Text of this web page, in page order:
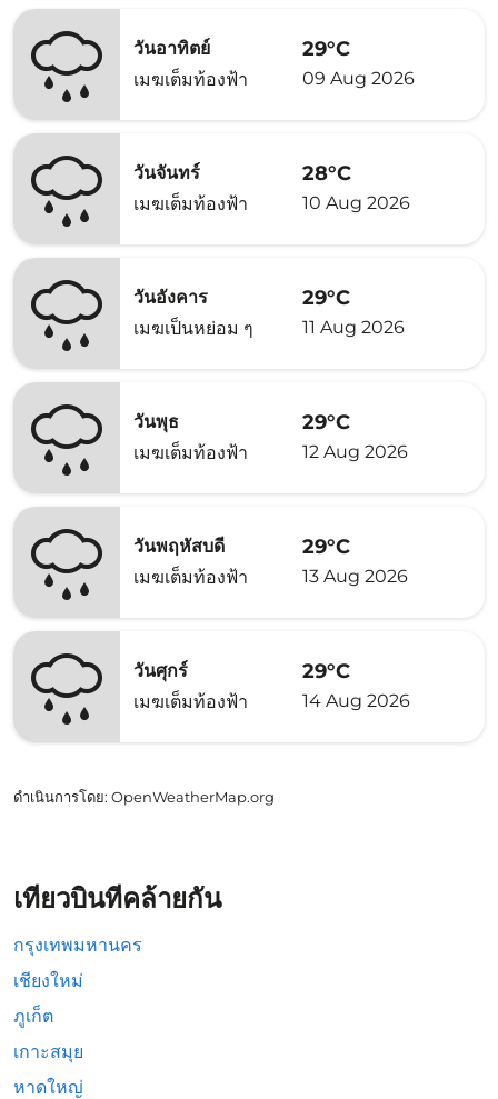
วันอาทิตย์
เมฆเต็มท้องฟ้า
29°C
09 Aug 2026
วันจันทร์
เมฆเต็มท้องฟ้า
28°C
10 Aug 2026
วันอังคาร
เมฆเป็นหย่อม ๆ
29°C
11 Aug 2026
วันพุธ
เมฆเต็มท้องฟ้า
29°C
12 Aug 2026
วันพฤหัสบดี
เมฆเต็มท้องฟ้า
29°C
13 Aug 2026
วันศุกร์
เมฆเต็มท้องฟ้า
29°C
14 Aug 2026
ดำเนินการโดย: OpenWeatherMap.org
เที่ยวบินที่คล้ายกัน
กรุงเทพมหานคร
เชียงใหม่
ภูเก็ต
เกาะสมุย
หาดใหญ่